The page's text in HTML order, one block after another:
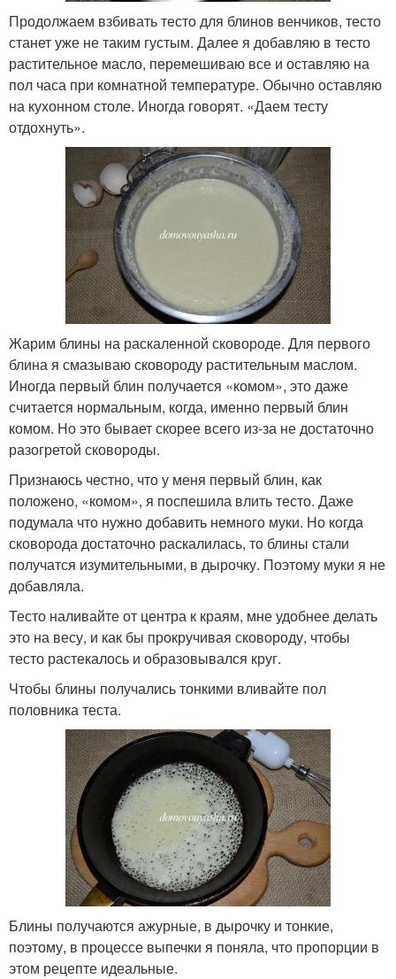
Продолжаем взбивать тесто для блинов венчиков, тесто
станет уже не таким густым. Далее я добавляю в тесто
растительное масло, перемешиваю все и оставляю на
пол часа при комнатной температуре. Обычно оставляю
на кухонном столе. Иногда говорят. «Даем тесту
отдохнуть».
Жарим блины на раскаленной сковороде. Для первого
блина я смазываю сковороду растительным маслом.
Иногда первый блин получается «комом», это даже
считается нормальным, когда, именно первый блин
комом. Но это бывает скорее всего из-за не достаточно
разогретой сковороды.
Признаюсь честно, что у меня первый блин, как
положено, «комом», я поспешила влить тесто. Даже
подумала что нужно добавить немного муки. Но когда
сковорода достаточно раскалилась, то блины стали
получатся изумительными, в дырочку. Поэтому муки я не
добавляла.
Тесто наливайте от центра к краям, мне удобнее делать
это на весу, и как бы прокручивая сковороду, чтобы
тесто растекалось и образовывался круг.
Чтобы блины получались тонкими вливайте пол
половника теста.
Блины получаются ажурные, в дырочку и тонкие,
поэтому, в процессе выпечки я поняла, что пропорции в
этом рецепте идеальные.